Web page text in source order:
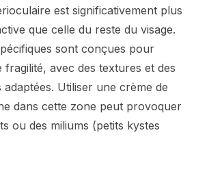
est significativement plus
que celle du reste du visage.
sont conçues pour
fragilité, avec des textures et des
Utiliser une crème de
dans cette zone peut provoquer
ou des miliums (petits kystes